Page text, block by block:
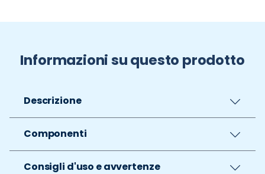
Informazioni su questo prodotto
Descrizione
Componenti
Consigli d'uso e avvertenze